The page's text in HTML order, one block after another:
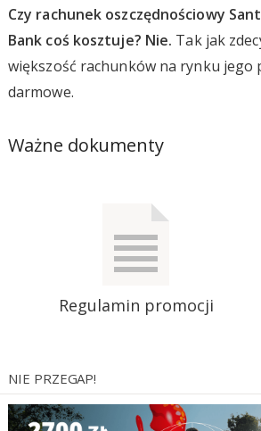
Czy rachunek oszczędnościowy
Bank coś kosztuje? Nie. Tak jak
większość rachunków na rynku jego
darmowe.
Ważne dokumenty
Regulamin promocji
NIE PRZEGAP!